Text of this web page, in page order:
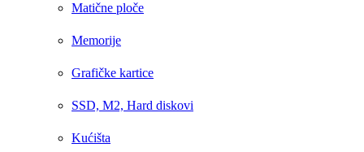
Matične ploče
Memorije
Grafičke kartice
SSD, M2, Hard diskovi
Kućišta